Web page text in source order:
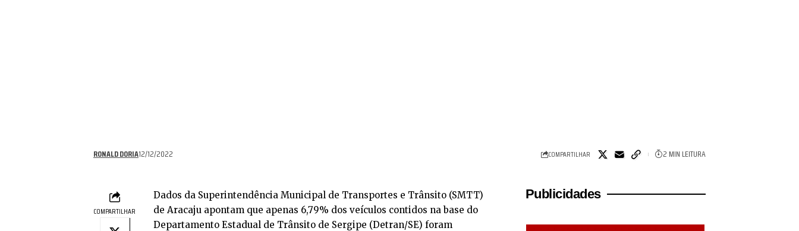
RONALD DORIA12/12/2022 COMPARTILHAR 2 MIN LEITURA
COMPARTILHAR
Dados da Superintendência Municipal de Transportes e Trânsito (SMTT)
de Aracaju apontam que apenas 6,79% dos veículos contidos na base do
Departamento Estadual de Trânsito de Sergipe (Detran/SE) foram
Publicidades